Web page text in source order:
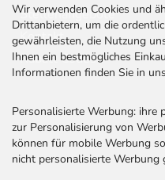
Wir verwenden Cookies und
Drittanbietern, um die
gewährleisten, die Nutzung
Ihnen ein bestmögliches
Informationen finden Sie in
Personalisierte Werbung: ihre
zur Personalisierung von
können für mobile Werbung
nicht personalisierte Werbung
Stellenangebote
Kontakt
Rabatt Codes